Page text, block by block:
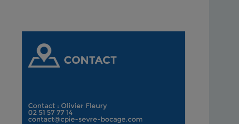
CONTACT
Contact : Olivier Fleury
02 51 57 77 14
contact@cpie-sevre-bocage.com